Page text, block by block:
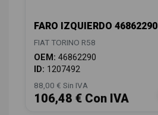
FARO IZQUIERDO 46862290
FIAT TORINO R58
OEM: 46862290
ID: 1207492
88,00 € Sin IVA
106,48 € Con IVA